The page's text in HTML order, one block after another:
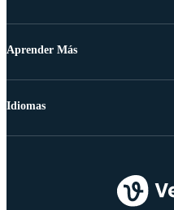
Aprender Más
Idiomas